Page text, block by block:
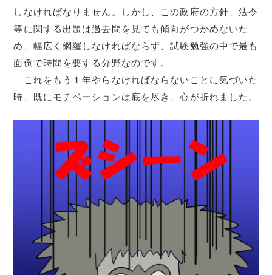
しなければなりません。しかし、この政府の方針、法令
等に関する出題は過去問を見ても傾向がつかめないた
め、幅広く網羅しなければならず、試験勉強の中で最も
面倒で時間を要する分野なのです。
これをもう１年やらなければならないことに気づいた
時、既にモチベーションは底を尽き、心が折れました。